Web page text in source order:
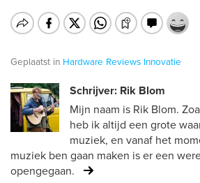
Geplaatst in Hardware Reviews Innovatie
Schrijver: Rik Blom
Mijn naam is Rik Blom.
heb ik altijd een grote
muziek, en vanaf het
muziek ben gaan maken is er een
opengegaan.